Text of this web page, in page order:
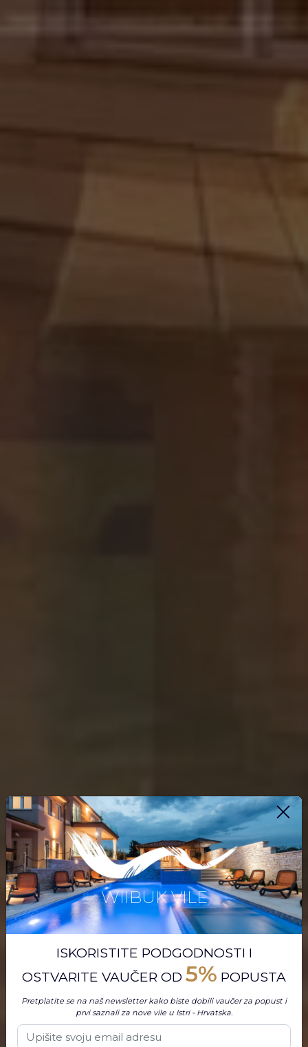
WIIBUK VILE
ISKORISTITE PODGODNOSTI I
OSTVARITE VAUČER OD 5% POPUSTA
Pretplatite se na naš newsletter kako biste dobili vaučer za popust i
prvi saznali za nove vile u Istri - Hrvatska.